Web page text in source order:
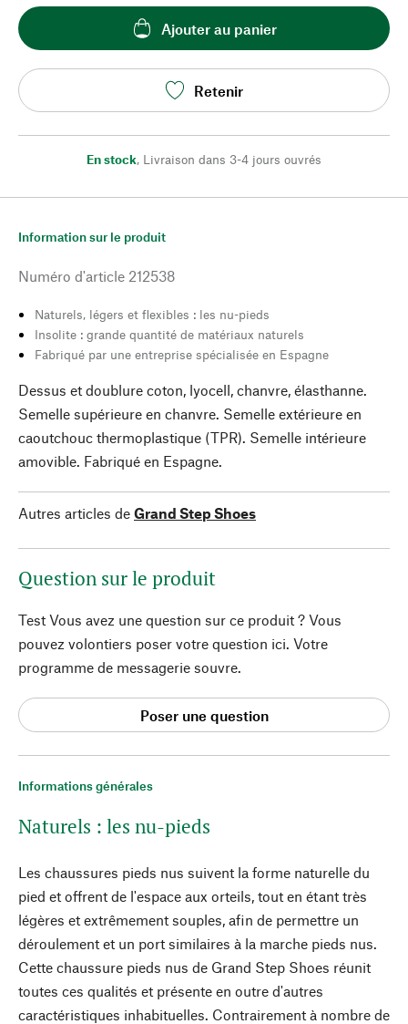
Ajouter au panier
Retenir
En stock, Livraison dans 3-4 jours ouvrés
Informations générales
Naturels : les nu-pieds
Les chaussures pieds nus suivent la forme naturelle du
pied et offrent de l'espace aux orteils, tout en étant très
légères et extrêmement souples, afin de permettre un
déroulement et un port similaires à la marche pieds nus.
Cette chaussure pieds nus de Grand Step Shoes réunit
toutes ces qualités et présente en outre d'autres
caractéristiques inhabituelles. Contrairement à nombre de
Information sur le produit
Numéro d'article 212538
Naturels, légers et flexibles : les nu-pieds
Insolite : grande quantité de matériaux naturels
Fabriqué par une entreprise spécialisée en Espagne
Dessus et doublure coton, lyocell, chanvre, élasthanne.
Semelle supérieure en chanvre. Semelle extérieure en
caoutchouc thermoplastique (TPR). Semelle intérieure
amovible. Fabriqué en Espagne.
Autres articles de Grand Step Shoes
Question sur le produit
Test Vous avez une question sur ce produit ? Vous
pouvez volontiers poser votre question ici. Votre
programme de messagerie souvre.
Poser une question